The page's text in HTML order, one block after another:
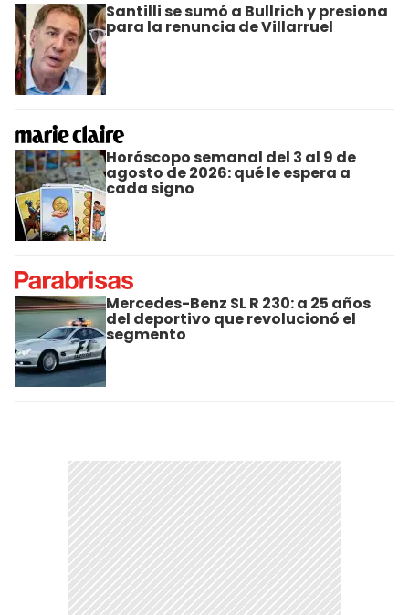
Santilli se sumó a Bullrich y presiona
para la renuncia de Villarruel
Horóscopo semanal del 3 al 9 de
agosto de 2026: qué le espera a
cada signo
Mercedes-Benz SL R 230: a 25 años
del deportivo que revolucionó el
segmento